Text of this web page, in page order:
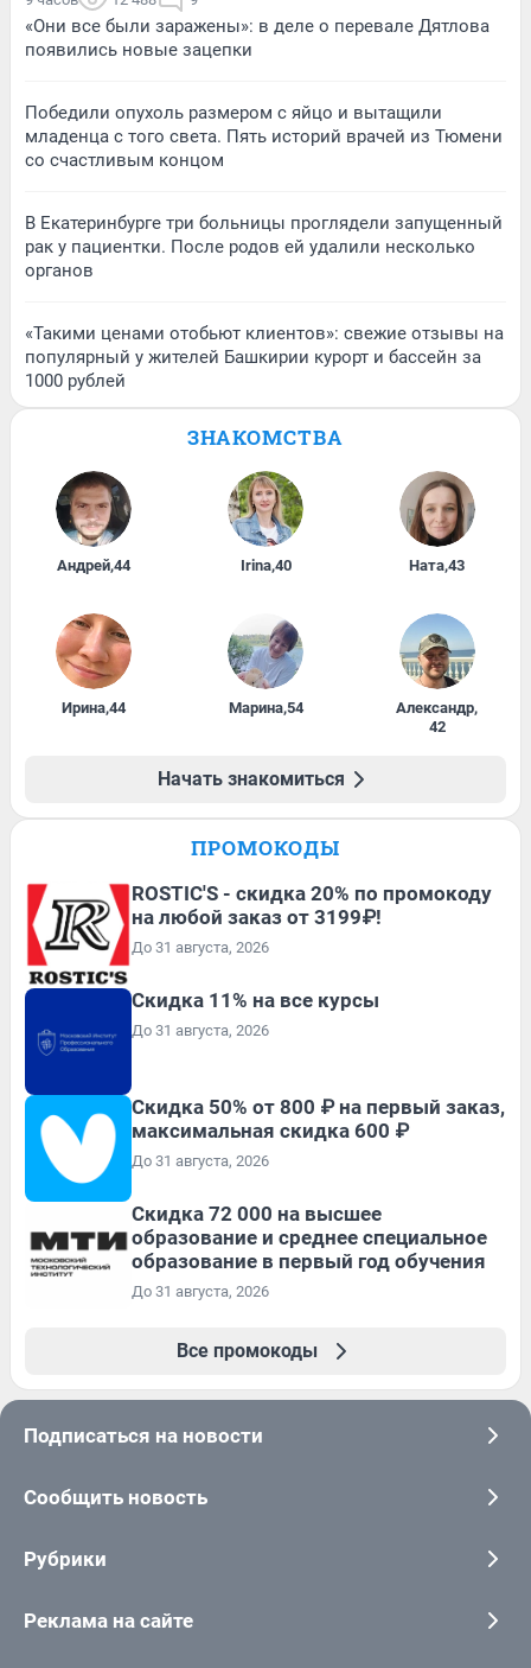
«Они все были заражены»: в деле о перевале Дятлова
появились новые зацепки
Победили опухоль размером с яйцо и вытащили
младенца с того света. Пять историй врачей из Тюмени
со счастливым концом
В Екатеринбурге три больницы проглядели запущенный
рак у пациентки. После родов ей удалили несколько
органов
«Такими ценами отобьют клиентов»: свежие отзывы на
популярный у жителей Башкирии курорт и бассейн за
1000 рублей
ЗНАКОМСТВА
Андрей,44 Irina,40 Ната,43
Ирина,44 Марина,54 Александр,
42
Начать знакомиться
ПРОМОКОДЫ
ROSTIC'S - скидка 20% по промокоду
на любой заказ от 3199₽!
До 31 августа, 2026
Скидка 11% на все курсы
До 31 августа, 2026
Скидка 50% от 800 ₽ на первый заказ,
максимальная скидка 600 ₽
До 31 августа, 2026
Скидка 72 000 на высшее
образование и среднее специальное
образование в первый год обучения
До 31 августа, 2026
Все промокоды
Подписаться на новости
Сообщить новость
Рубрики
Реклама на сайте